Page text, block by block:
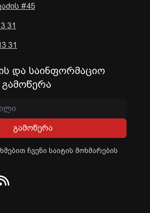
#45
31
31
და საინფორმაციო
გამოწერა
ჩვენი საიტის მოხმარების